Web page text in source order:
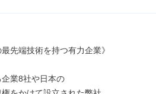
最先端技術を持つ有力企業》
業8社や日本の